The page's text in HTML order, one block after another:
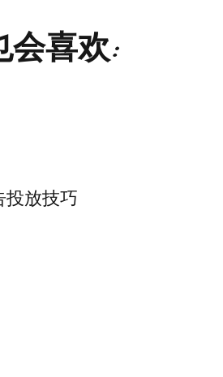
会喜欢:
投放技巧